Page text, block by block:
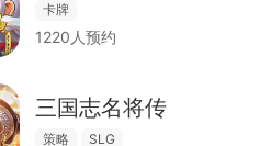
卡牌
1220人预约
三国志名将传
策略 SLG